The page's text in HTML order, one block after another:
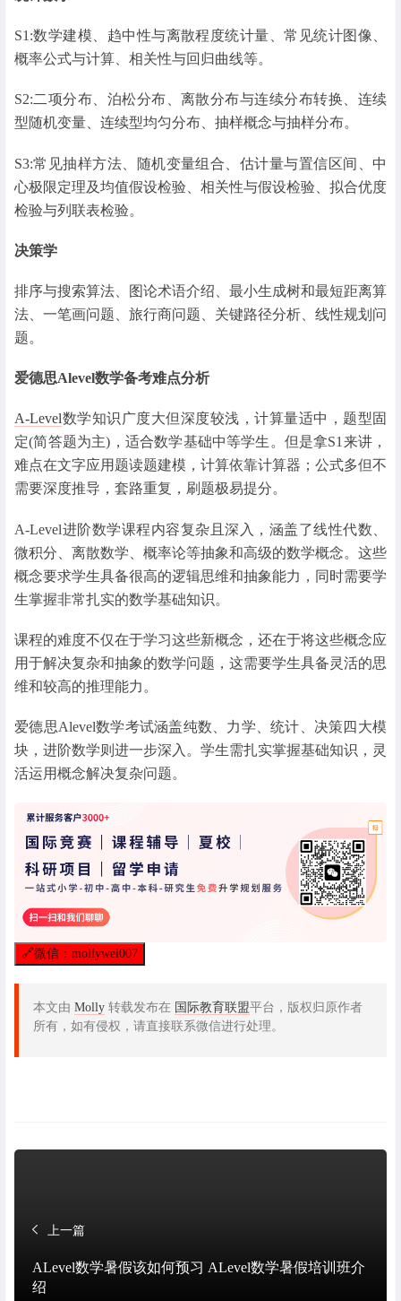
S1:数学建模、趋中性与离散程度统计量、常见统计图像、
概率公式与计算、相关性与回归曲线等。
S2:二项分布、泊松分布、离散分布与连续分布转换、连续
型随机变量、连续型均匀分布、抽样概念与抽样分布。
S3:常见抽样方法、随机变量组合、估计量与置信区间、中
心极限定理及均值假设检验、相关性与假设检验、拟合优度
检验与列联表检验。
决策学
排序与搜索算法、图论术语介绍、最小生成树和最短距离算
法、一笔画问题、旅行商问题、关键路径分析、线性规划问
题。
爱德思Alevel数学备考难点分析
A-Level数学知识广度大但深度较浅，计算量适中，题型固
定(简答题为主)，适合数学基础中等学生。但是拿S1来讲，
难点在文字应用题读题建模，计算依靠计算器；公式多但不
需要深度推导，套路重复，刷题极易提分。
A-Level进阶数学课程内容复杂且深入，涵盖了线性代数、
微积分、离散数学、概率论等抽象和高级的数学概念。这些
概念要求学生具备很高的逻辑思维和抽象能力，同时需要学
生掌握非常扎实的数学基础知识。
课程的难度不仅在于学习这些新概念，还在于将这些概念应
用于解决复杂和抽象的数学问题，这需要学生具备灵活的思
维和较高的推理能力。
爱德思Alevel数学考试涵盖纯数、力学、统计、决策四大模
块，进阶数学则进一步深入。学生需扎实掌握基础知识，灵
活运用概念解决复杂问题。
🔗微信：mollywei007
本文由 Molly 转载发布在 国际教育联盟平台，版权归原作者
所有，如有侵权，请直接联系微信进行处理。
上一篇
ALevel数学暑假该如何预习 ALevel数学暑假培训班介
绍